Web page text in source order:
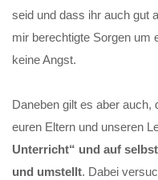
seid und dass ihr auch gut
mir berechtigte Sorgen um
keine Angst.
Daneben gilt es aber
euren Eltern und unseren
Unterricht“ und auf
und umstellt. Dabei